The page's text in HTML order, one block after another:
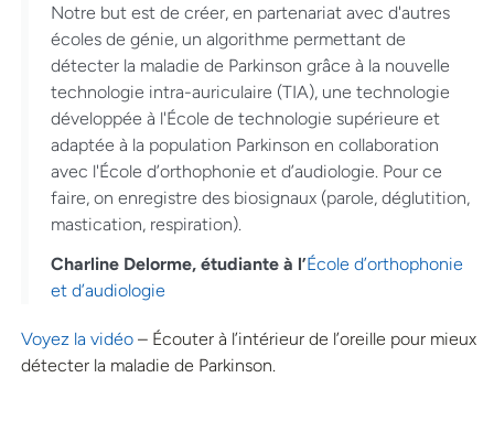
Notre but est de créer, en partenariat avec d'autres
écoles de génie, un algorithme permettant de
détecter la maladie de Parkinson grâce à la nouvelle
technologie intra-auriculaire (TIA), une technologie
développée à l'École de technologie supérieure et
adaptée à la population Parkinson en collaboration
avec l'École d’orthophonie et d’audiologie. Pour ce
faire, on enregistre des biosignaux (parole, déglutition,
mastication, respiration).
Charline Delorme, étudiante à l’École d’orthophonie
et d’audiologie
Voyez la vidéo – Écouter à l’intérieur de l’oreille pour mieux
détecter la maladie de Parkinson.